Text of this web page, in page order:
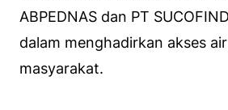
ABPEDNAS dan PT
dalam menghadirkan akses
masyarakat.